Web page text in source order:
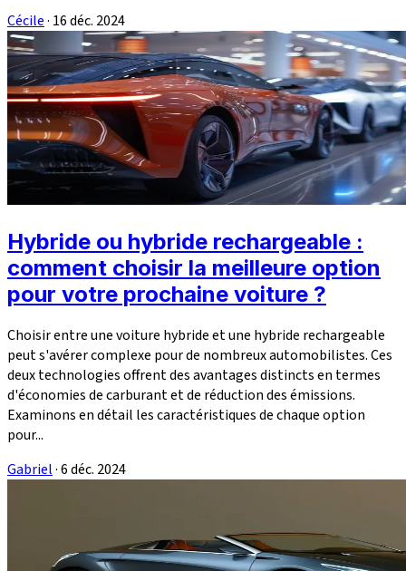
Cécile· 16 déc. 2024
Hybride ou hybride rechargeable :
comment choisir la meilleure option
pour votre prochaine voiture ?
Choisir entre une voiture hybride et une hybride rechargeable
peut s'avérer complexe pour de nombreux automobilistes. Ces
deux technologies offrent des avantages distincts en termes
d'économies de carburant et de réduction des émissions.
Examinons en détail les caractéristiques de chaque option
pour...
Gabriel·6 déc. 2024